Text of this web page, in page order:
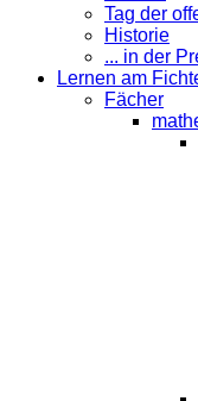
Tag der
Historie
... in der
Lernen am
Fächer